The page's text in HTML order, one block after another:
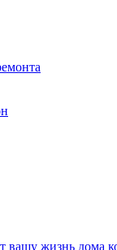
вашу жизнь дома